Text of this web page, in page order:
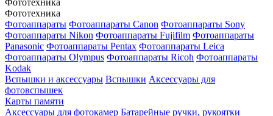
Фототехника
Фототехника
Фотоаппараты Фотоаппараты Canon Фотоаппараты Sony
Фотоаппараты Nikon Фотоаппараты Fujifilm Фотоаппараты
Panasonic Фотоаппараты Pentax Фотоаппараты Leica
Фотоаппараты Olympus Фотоаппараты Ricoh Фотоаппараты
Kodak
Вспышки и аксессуары Вспышки Аксессуары для
фотовспышек
Карты памяти
Аксессуары для фотокамер Батарейные ручки, рукоятки